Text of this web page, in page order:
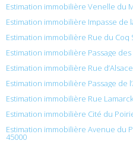
Estimation immobilière Venelle du
Estimation immobilière Impasse de
Estimation immobilière Rue du
Estimation immobilière Passage
Estimation immobilière Rue
Estimation immobilière Passage de
Estimation immobilière Rue
Estimation immobilière Cité du
Estimation immobilière Avenue du
45000